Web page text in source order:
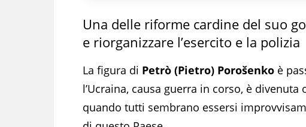
Una delle riforme cardine del suo
e riorganizzare l’esercito e la polizia
La figura di Petrò (Pietro) Porošenko è
l’Ucraina, causa guerra in corso, è
quando tutti sembrano essersi